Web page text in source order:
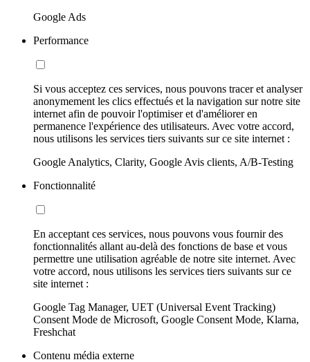
Google Ads
Performance
Si vous acceptez ces services, nous pouvons tracer et analyser
anonymement les clics effectués et la navigation sur notre site
internet afin de pouvoir l'optimiser et d'améliorer en
permanence l'expérience des utilisateurs. Avec votre accord,
nous utilisons les services tiers suivants sur ce site internet :
Google Analytics, Clarity, Google Avis clients, A/B-Testing
Fonctionnalité
En acceptant ces services, nous pouvons vous fournir des
fonctionnalités allant au-delà des fonctions de base et vous
permettre une utilisation agréable de notre site internet. Avec
votre accord, nous utilisons les services tiers suivants sur ce
site internet :
Google Tag Manager, UET (Universal Event Tracking)
Consent Mode de Microsoft, Google Consent Mode, Klarna,
Freshchat
Contenu média externe